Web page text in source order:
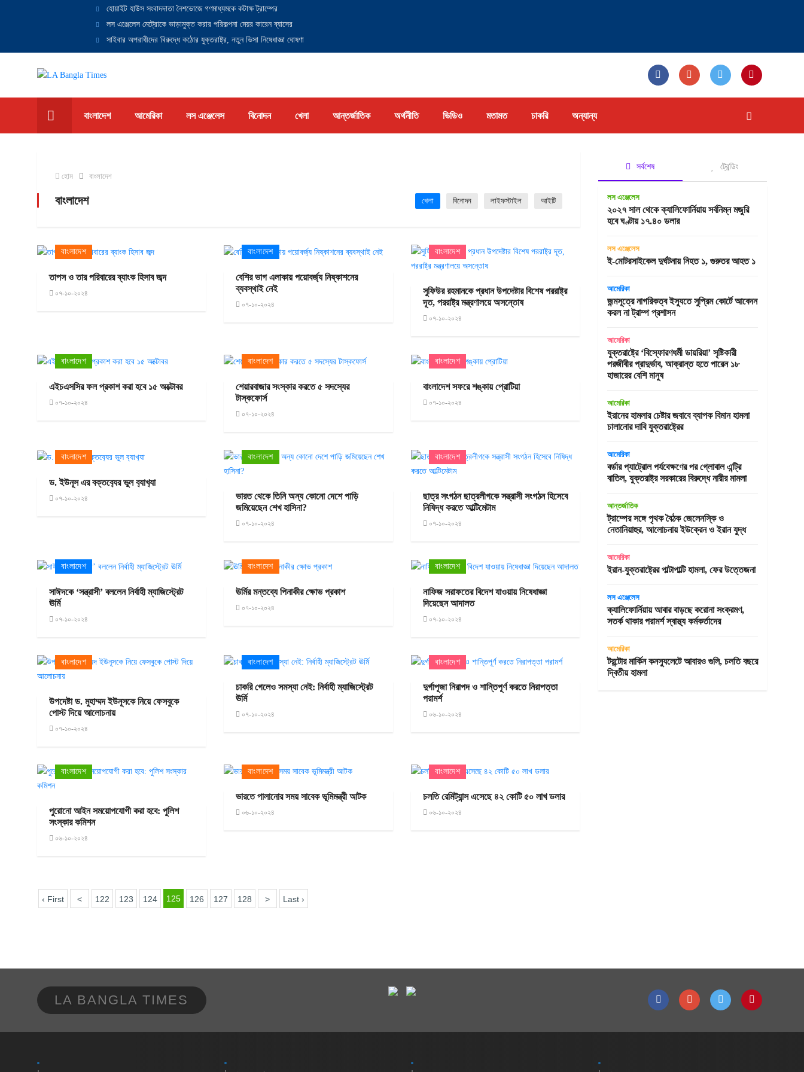
হোয়াইট হাউস সংবাদদাতা নৈশভোজে গণমাধ্যমকে কটাক্ষ ট্রাম্পের
লস এঞ্জেলেস মেট্রোকে ভাড়ামুক্ত করার পরিকল্পনা মেয়র কারেন ব্যাসের
সাইবার অপরাধীদের বিরুদ্ধে কঠোর যুক্তরাষ্ট্র, নতুন ভিসা নিষেধাজ্ঞা ঘোষণা
বাংলাদেশ আমেরিকা লস এঞ্জেলেস বিনোদন খেলা আন্তর্জাতিক অর্থনীতি ভিডিও মতামত চাকরি অন্যান্য
হোম বাংলাদেশ
বাংলাদেশ খেলা বিনোদন লাইফস্টাইল আইটি
বাংলাদেশ
তাপস ও তার পরিবারের ব্যাংক হিসাব জব্দ
০৭-১০-২০২৪
বাংলাদেশ
বেশির ভাগ এলাকায় পয়োবর্জ্য নিষ্কাশনের
ব্যবস্থাই নেই
০৭-১০-২০২৪
বাংলাদেশ
সুফিউর রহমানকে প্রধান উপদেষ্টার বিশেষ পররাষ্ট্র
দূত, পররাষ্ট্র মন্ত্রণালয়ে অসন্তোষ
০৭-১০-২০২৪
বাংলাদেশ
এইচএসসির ফল প্রকাশ করা হবে ১৫ অক্টোবর
০৭-১০-২০২৪
বাংলাদেশ
শেয়ারবাজার সংস্কার করতে ৫ সদস্যের
টাস্কফোর্স
০৭-১০-২০২৪
বাংলাদেশ
বাংলাদেশ সফরে শঙ্কায় প্রোটিয়া
০৭-১০-২০২৪
বাংলাদেশ
ড. ইউনূস এর বক্তব‍্যের ভুল ব‍্যাখ‍্যা
০৭-১০-২০২৪
বাংলাদেশ
ভারত থেকে তিনি অন্য কোনো দেশে পাড়ি
জমিয়েছেন শেখ হাসিনা?
০৭-১০-২০২৪
বাংলাদেশ
ছাত্র সংগঠন ছাত্রলীগকে সন্ত্রাসী সংগঠন হিসেবে
নিষিদ্ধ করতে আল্টিমেটাম
০৭-১০-২০২৪
বাংলাদেশ
সাঈদকে ‘সন্ত্রাসী’ বললেন নির্বাহী ম্যাজিস্ট্রেট
ঊর্মি
০৭-১০-২০২৪
বাংলাদেশ
ঊর্মির মন্তব্যে পিনাকীর ক্ষোভ প্রকাশ
০৭-১০-২০২৪
বাংলাদেশ
নাফিজ সরাফতের বিদেশ যাওয়ায় নিষেধাজ্ঞা
দিয়েছেন আদালত
০৭-১০-২০২৪
বাংলাদেশ
উপদেষ্টা ড. মুহাম্মদ ইউনূসকে নিয়ে ফেসবুকে
পোস্ট দিয়ে আলোচনায়
০৭-১০-২০২৪
বাংলাদেশ
চাকরি গেলেও সমস্যা নেই: নির্বাহী ম্যাজিস্ট্রেট
ঊর্মি
০৭-১০-২০২৪
বাংলাদেশ
দুর্গাপূজা নিরাপদ ও শান্তিপূর্ণ করতে নিরাপত্তা
পরামর্শ
০৬-১০-২০২৪
বাংলাদেশ
পুরোনো আইন সময়োপযোগী করা হবে: পুলিশ
সংস্কার কমিশন
০৬-১০-২০২৪
বাংলাদেশ
ভারতে পালানোর সময় সাবেক ভূমিমন্ত্রী আটক
০৬-১০-২০২৪
বাংলাদেশ
চলতি রেমিট্যান্স এসেছে ৪২ কোটি ৫০ লাখ ডলার
০৬-১০-২০২৪
‹ First < 122 123 124 125 126 127 128 > Last ›
সর্বশেষ ট্রেন্ডিং
লস এঞ্জেলেস
২০২৭ সাল থেকে ক্যালিফোর্নিয়ায় সর্বনিম্ন মজুরি
হবে ঘণ্টায় ১৭.৪০ ডলার
লস এঞ্জেলেস
ই-মোটরসাইকেল দুর্ঘটনায় নিহত ১, গুরুতর আহত ১
আমেরিকা
জন্মসূত্রে নাগরিকত্ব ইস্যুতে সুপ্রিম কোর্টে আবেদন
করল না ট্রাম্প প্রশাসন
আমেরিকা
যুক্তরাষ্ট্রে ‘বিস্ফোরণধর্মী ডায়রিয়া’ সৃষ্টিকারী
পরজীবীর প্রাদুর্ভাব, আক্রান্ত হতে পারেন ১৮
হাজারের বেশি মানুষ
আমেরিকা
ইরানের হামলার চেষ্টার জবাবে ব্যাপক বিমান হামলা
চালানোর দাবি যুক্তরাষ্ট্রের
আমেরিকা
বর্ডার প্যাট্রোল পর্যবেক্ষণের পর গ্লোবাল এন্ট্রি
বাতিল, যুক্তরাষ্ট্র সরকারের বিরুদ্ধে নারীর মামলা
আন্তর্জাতিক
ট্রাম্পের সঙ্গে পৃথক বৈঠক জেলেনস্কি ও
নেতানিয়াহুর, আলোচনায় ইউক্রেন ও ইরান যুদ্ধ
আমেরিকা
ইরান-যুক্তরাষ্ট্রের পাল্টাপাল্টি হামলা, ফের উত্তেজনা
লস এঞ্জেলেস
ক্যালিফোর্নিয়ায় আবার বাড়ছে করোনা সংক্রমণ,
সতর্ক থাকার পরামর্শ স্বাস্থ্য কর্মকর্তাদের
আমেরিকা
টরন্টোর মার্কিন কনস্যুলেটে আবারও গুলি, চলতি বছরে
দ্বিতীয় হামলা
LA BANGLA TIMES